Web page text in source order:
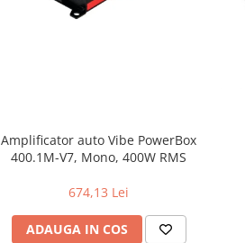
Amplificator auto Vibe PowerBox
400.1M-V7, Mono, 400W RMS
674,13 Lei
ADAUGA IN COS